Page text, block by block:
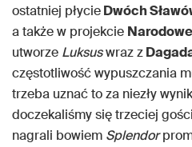
ostatniej płycieDwóch
a także w projekcie
utworze Luksuswraz z
częstotliwość wypuszczania
trzeba uznać to za niezły
doczekaliśmy się trzeciej
nagrali bowiem Splendor